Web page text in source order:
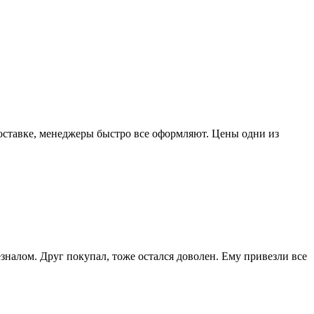
менеджеры быстро все оформляют. Цены одни из
Друг покупал, тоже остался доволен. Ему привезли все